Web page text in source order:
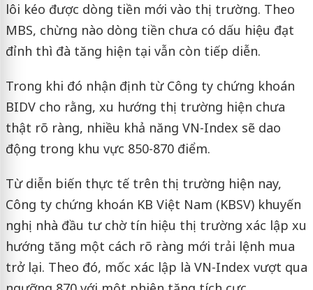
lôi kéo được dòng tiền mới vào thị trường. Theo
MBS, chừng nào dòng tiền chưa có dấu hiệu đạt
đỉnh thì đà tăng hiện tại vẫn còn tiếp diễn.
Trong khi đó nhận định từ Công ty chứng khoán
BIDV cho rằng, xu hướng thị trường hiện chưa
thật rõ ràng, nhiều khả năng VN-Index sẽ dao
động trong khu vực 850-870 điểm.
Từ diễn biến thực tế trên thị trường hiện nay,
Công ty chứng khoán KB Việt Nam (KBSV) khuyến
nghị nhà đầu tư chờ tín hiệu thị trường xác lập xu
hướng tăng một cách rõ ràng mới trải lệnh mua
trở lại. Theo đó, mốc xác lập là VN-Index vượt qua